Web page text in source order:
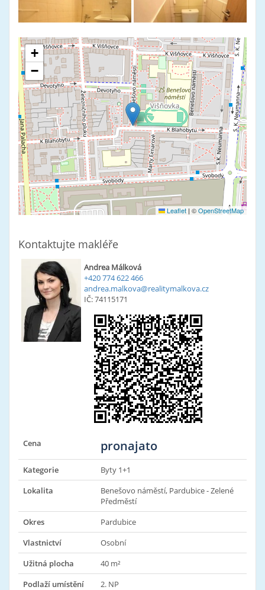
+
−
Leaflet | ©OpenStreetMap
Kontaktujte makléře
Andrea Málková
+420 774 622 466
andrea.malkova@realitymalkova.cz
IČ: 74115171
Cena pronajato
Kategorie
Byty 1+1
Lokalita
Benešovo náměstí, Pardubice - Zelené
Předměstí
Okres
Pardubice
Vlastnictví
Osobní
Užitná plocha
40 m²
Podlaží umístění
2. NP